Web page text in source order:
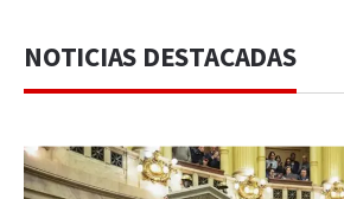
NOTICIAS DESTACADAS